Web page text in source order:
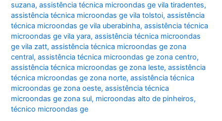
suzana,assistência técnica microondas ge vila tiradentes,
assistência técnica microondas ge vila tolstoi,assistência
técnica microondas ge vila uberabinha,assistência técnica
microondas ge vila yara,assistência técnica microondas
ge vila zatt,assistência técnica microondas ge zona
central,assistência técnica microondas ge zona centro,
assistência técnica microondas ge zona leste,assistência
técnica microondas ge zona norte,assistência técnica
microondas ge zona oeste,assistência técnica
microondas ge zona sul, microondas alto de pinheiros,
técnico microondas ge